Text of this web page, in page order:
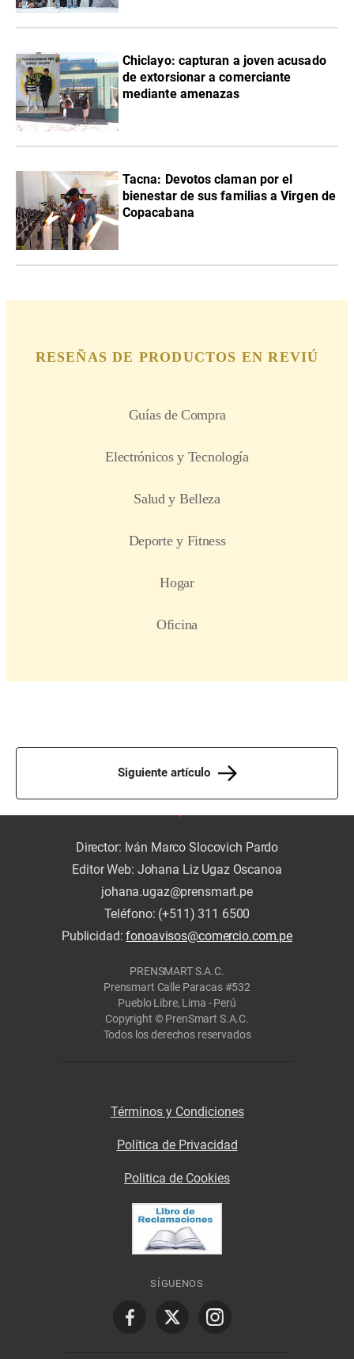
Chiclayo: capturan a joven acusado
de extorsionar a comerciante
mediante amenazas
Tacna: Devotos claman por el
bienestar de sus familias a Virgen de
Copacabana
Siguiente artículo
Director: Iván Marco Slocovich Pardo
Editor Web: Johana Liz Ugaz Oscanoa
johana.ugaz@prensmart.pe
Teléfono: (+511) 311 6500
Publicidad:fonoavisos@comercio.com.pe
PRENSMART S.A.C.
Prensmart Calle Paracas #532
Pueblo Libre, Lima - Perú
Copyright © PrenSmart S.A.C.
Todos los derechos reservados
Términos y Condiciones
Política de Privacidad
Politica de Cookies
SÍGUENOS